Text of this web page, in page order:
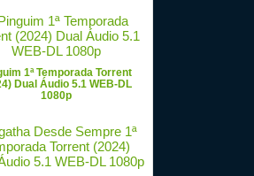
1ª Temporada Torrent
Dual Áudio 5.1 WEB-DL
1080p